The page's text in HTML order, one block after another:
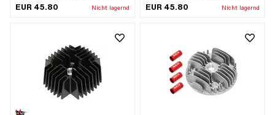
Stk. · Dekompressor: Nein · Höhe: 35
EUR 45.80 Nicht lagernd
Stk. · Dekompressor: Nein · Höhe: 35
EUR 45.80 Nicht lagernd